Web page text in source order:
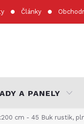
Články
A PANELY
cm - 45 Buk rustik,